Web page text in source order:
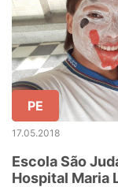
PE
17.05.2018
Escola São
Hospital Maria